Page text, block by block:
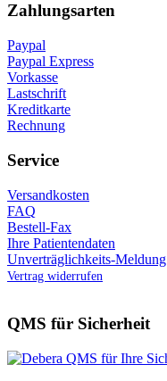
Zahlungsarten
Paypal
Paypal Express
Vorkasse
Lastschrift
Kreditkarte
Rechnung
Service
Versandkosten
FAQ
Bestell-Fax
Ihre Patientendaten
Unverträglichkeits-Meldung
Vertrag widerrufen
QMS für Sicherheit